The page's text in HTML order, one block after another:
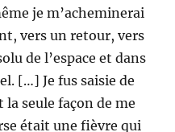
je m’acheminerai
vers un retour, vers
de l’espace et dans
[…] Je fus saisie de
seule façon de me
était une fièvre qui